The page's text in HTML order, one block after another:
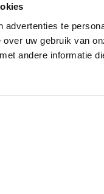
advertenties te
uw gebruik van
andere informatie